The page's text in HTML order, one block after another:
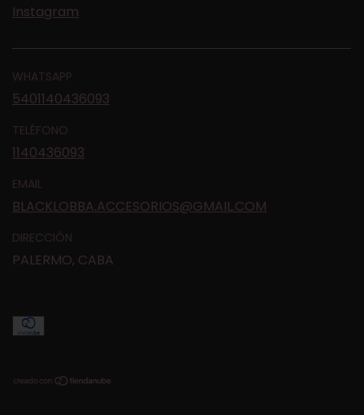
Instagram
WHATSAPP
5401140436093
TELÉFONO
1140436093
EMAIL
BLACKLOBBA.ACCESORIOS@GMAIL.COM
DIRECCIÓN
PALERMO, CABA